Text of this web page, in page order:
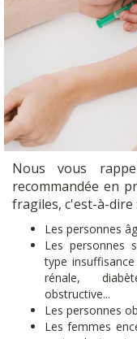
Nous vous
recommandée en
fragiles, c'est-à-dire :
Les personnes
Les personnes
type
rénale,
obstructive...
Les personnes
Les femmes